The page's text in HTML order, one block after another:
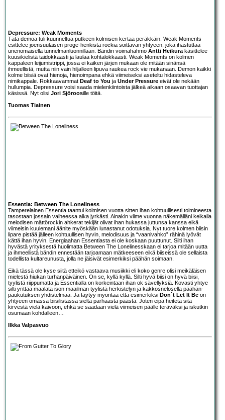
Depressure: Weak Moments
Tätä demoa tuli kuunneltua putkeen kolmisen kertaa peräkkäin. Weak Moments
esittelee joensuulaisen proge-henkistä rockia soittavan yhtyeen, joka ihastuttaa
unenomaisella tunnelmanluonnillaan. Bändin voimahahmo Antti Heikura käsittelee
kuusikielistä taidokkaasti ja laulaa kohtalokkaasti. Weak Moments on kolmen
kappaleen leijumistrippi, jossa ei kaiken järjen mukaan ole mitään sinänsä
ihmeellistä, mutta niin vain hiljalleen lipuva raukea rock vie mukanaan. Demon kaikki
kolme biisiä ovat hienoja, hienoimpana ehkä viimeiseksi aseteltu hidasteleva
nimikappale. Rokkaavammat Deaf to You ja Under Pressure eivät ole nekään
hullumpia. Depressure voisi saada mielenkiintoista jälkeä aikaan osaavan tuottajan
käsissä. Nyt olisi Jori Sjöroosille töitä.
Tuomas Tiainen
Essentia: Between The Loneliness
Tamperelainen Essentia taantui kolmisen vuotta sitten ihan kohtuullisesti toimineesta
tasostaan jossain vaiheessa aika jyrkästi. Ainakin viime vuonna näkemälläni keikalla
melodisen mättörockin ahkerat tekijät olivat ihan hukassa juttunsa kanssa eikä
viimeisin kuulemani äänite myöskään lunastanut odotuksia. Nyt tuore kolmen biisin
lipare pistää jälleen kohtuullisen hyvin, melodisuus ja “vaanivahko” rähinä lyövät
kättä ihan hyvin. Energiaahan Essentiasta ei ole koskaan puuttunut. Silti ihan
hyvästä yrityksestä huolimatta Between The Lonelinesskaan ei tarjoa mitään uutta
ja ihmeellistä bändin ennestään tarjoamaan mätkeeseen eikä biiseissä ole sellaista
todellista kultareunusta, jolla ne jäisivät esimerkiksi päähän soimaan.
Eikä tässä ole kyse siitä etteikö vastaava musiikki eli koko genre olisi meikäläisen
mielestä hiukan turhanpäiväinen. On se, kyllä kyllä. Silti hyvä biisi on hyvä biisi,
tyylistä riippumatta ja Essentialla on korkeintaan ihan ok sävellyksiä. Kovasti yhtye
silti yrittää maalata ison maailman tyylistä herkistelyn ja kakkosnelosella päähän-
paukutuksen yhdistelmää. Ja täytyy myöntää että esimerkiksi Don´t Let It Be on
yhtyeen omassa biisilistassa sieltä parhaasta päästä. Joten eipä heitetä sitä
kirvestä vielä kaivoon, ehkä se saadaan vielä viimeisen päälle teräväksi ja iskutkin
osumaan kohdalleen…
Ilkka Valpasvuo